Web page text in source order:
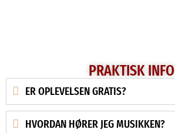
PRAKTISK INFO
ER OPLEVELSEN GRATIS?
HVORDAN HØRER JEG MUSIKKEN?